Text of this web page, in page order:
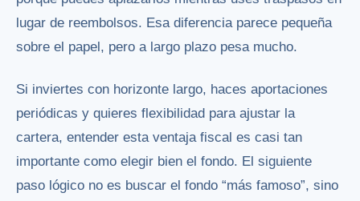
lugar de reembolsos. Esa diferencia parece pequeña
sobre el papel, pero a largo plazo pesa mucho.
Si inviertes con horizonte largo, haces aportaciones
periódicas y quieres flexibilidad para ajustar la
cartera, entender esta ventaja fiscal es casi tan
importante como elegir bien el fondo. El siguiente
paso lógico no es buscar el fondo “más famoso”, sino